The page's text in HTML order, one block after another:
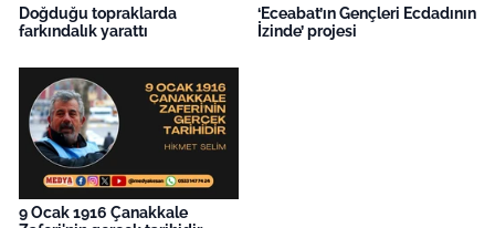
Doğduğu topraklarda
farkındalık yarattı
‘Eceabat’ın Gençleri Ecdadının
İzinde’ projesi
9 Ocak 1916 Çanakkale
Gündem-Eğitim